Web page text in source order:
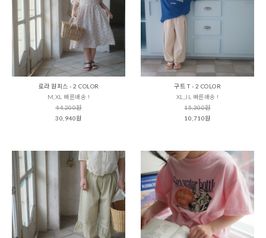
로라 원피스 - 2 COLOR
M,XL 빠른배송 !
44,200원
30,940원
구트 T - 2 COLOR
XL,JL 빠른배송 !
15,300원
10,710원